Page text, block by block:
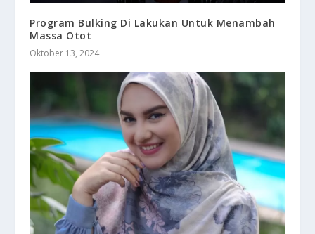
Program Bulking Di Lakukan Untuk Menambah
Massa Otot
Oktober 13, 2024